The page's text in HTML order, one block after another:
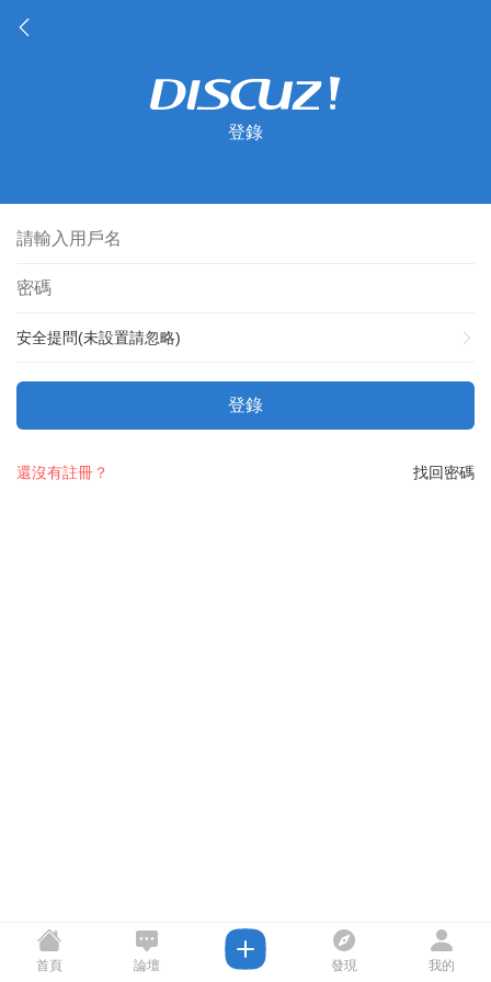
登錄
安全提問(未設置請忽略)
登錄
找回密碼
還沒有註冊？
首頁 論壇 發現 我的